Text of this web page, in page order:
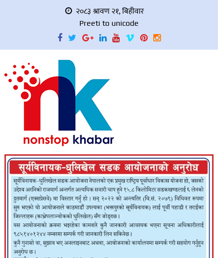
२०८३ श्रावण २१, बिहीवार
Preeti to unicode